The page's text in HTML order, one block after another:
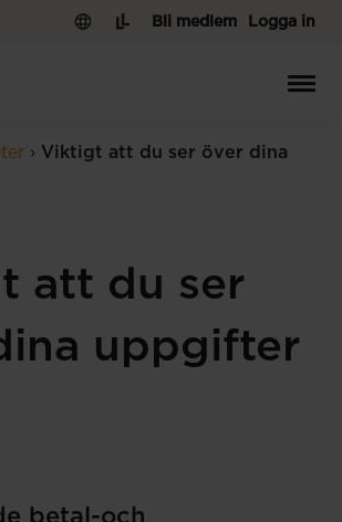
Logga in
Bli medlem
› Viktigt att du ser över dina
att du ser
uppgifter
betal-och